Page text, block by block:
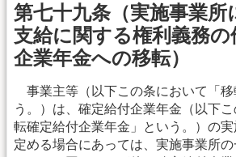
第七十九条（実施事業所
支給に関する権利義務
企業年金への移転）
事業主等（以下この条において「移
う。）は、確定給付企業年金（以下
転確定給付企業年金」という。）の
定める場合にあっては、実施事業所